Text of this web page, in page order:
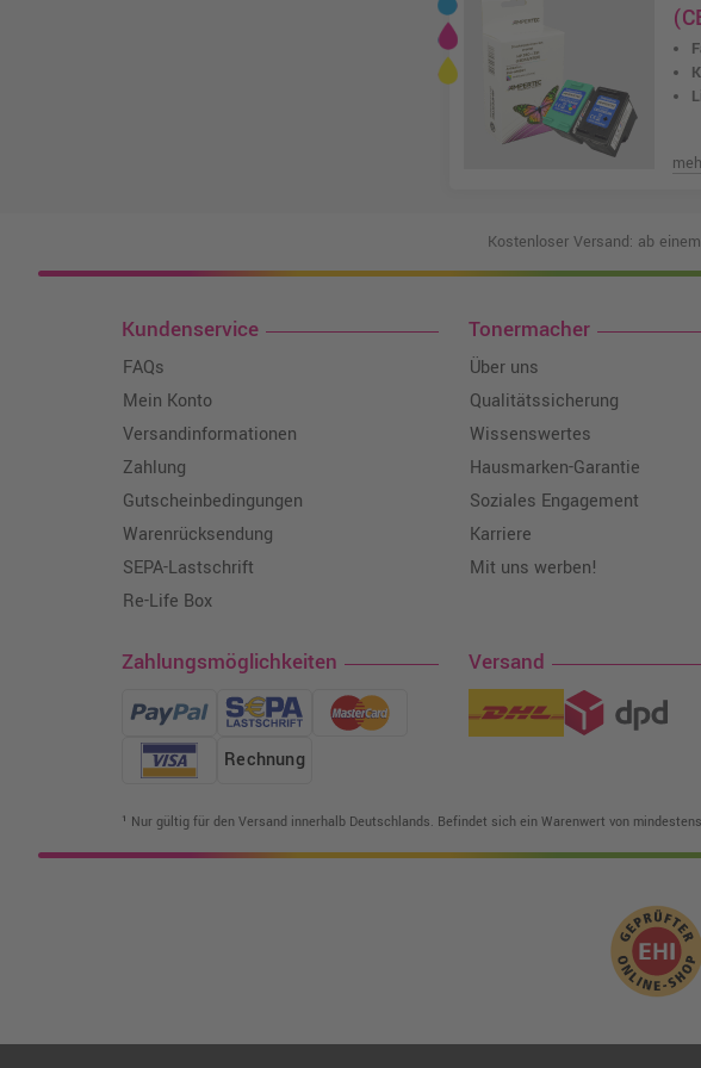
Kostenloser Versand: ab
Kundenservice
FAQs
Mein Konto
Versandinformationen
Zahlung
Gutscheinbedingungen
Warenrücksendung
SEPA-Lastschrift
Re-Life Box
Tonermacher
Über uns
Qualitätssicherung
Wissenswertes
Hausmarken-Garantie
Soziales Engagement
Karriere
Mit uns werben!
Zahlungsmöglichkeiten
Rechnung
Versand
¹ Nur gültig für den Versand innerhalb Deutschlands. Befindet sich ein Warenwert von